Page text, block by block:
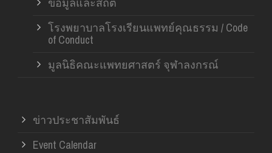
โรงพยาบาลโรงเรียนแพทย์คุณธรรม / Code
of Conduct
มูลนิธิคณะแพทยศาสตร์ จุฬาลงกรณ์
ข่าวประชาสัมพันธ์
Event Calendar